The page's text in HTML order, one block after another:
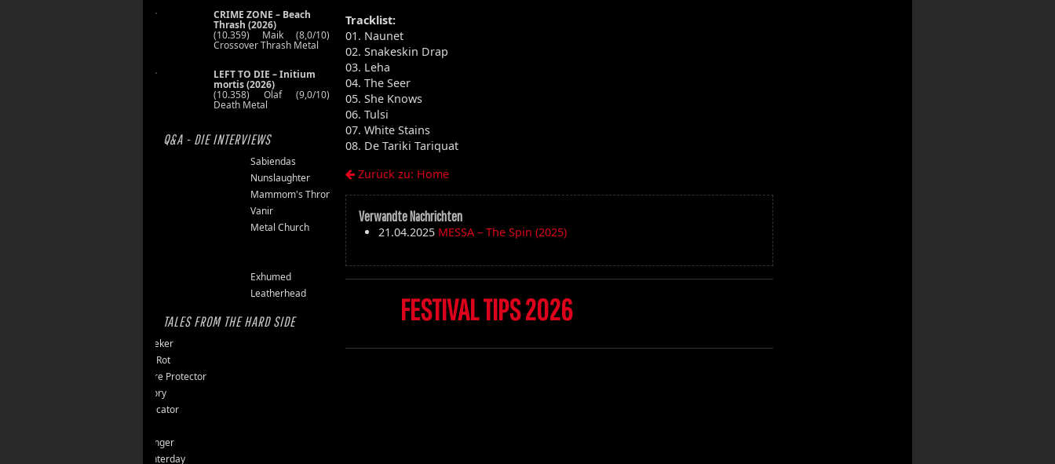
CRIME ZONE – Beach
Thrash (2026)
(10.359) Maik (8,0/10)
Crossover Thrash Metal
LEFT TO DIE – Initium
mortis (2026)
(10.358) Olaf (9,0/10)
Death Metal
Q&A - DIE INTERVIEWS
Sabiendas
Nunslaughter
Mammom's Throne
Vanir
Metal Church
Exhumed
Leatherhead
TALES FROM THE HARD SIDE
Endseeker
Jungle Rot
40 Jahre Protector
Vomitory
Messticator
Clawfinger
Slaughterday
Tracklist:
01. Naunet
02. Snakeskin Drap
03. Leha
04. The Seer
05. She Knows
06. Tulsi
07. White Stains
08. De Tariki Tariquat
Zurück zu: Home
Verwandte Nachrichten
21.04.2025 MESSA – The Spin (2025)
FESTIVAL TIPS 2026